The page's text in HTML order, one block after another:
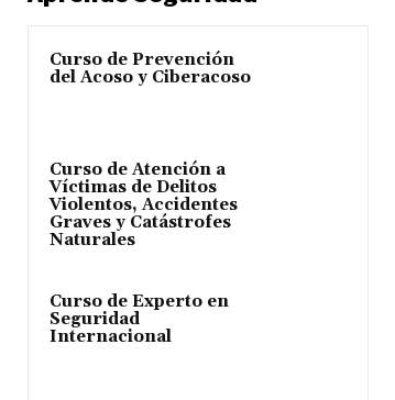
Curso de Prevención
del Acoso y Ciberacoso
Curso de Atención a
Víctimas de Delitos
Violentos, Accidentes
Graves y Catástrofes
Naturales
Curso de Experto en
Seguridad
Internacional